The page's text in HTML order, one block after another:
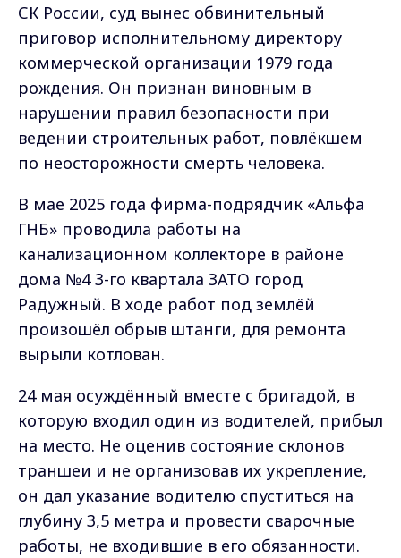
СК России, суд вынес обвинительный
приговор исполнительному директору
коммерческой организации 1979 года
рождения. Он признан виновным в
нарушении правил безопасности при
ведении строительных работ, повлёкшем
по неосторожности смерть человека.
В мае 2025 года фирма-подрядчик «Альфа
ГНБ» проводила работы на
канализационном коллекторе в районе
дома №4 3-го квартала ЗАТО город
Радужный. В ходе работ под землёй
произошёл обрыв штанги, для ремонта
вырыли котлован.
24 мая осуждённый вместе с бригадой, в
которую входил один из водителей, прибыл
на место. Не оценив состояние склонов
траншеи и не организовав их укрепление,
он дал указание водителю спуститься на
глубину 3,5 метра и провести сварочные
работы, не входившие в его обязанности.